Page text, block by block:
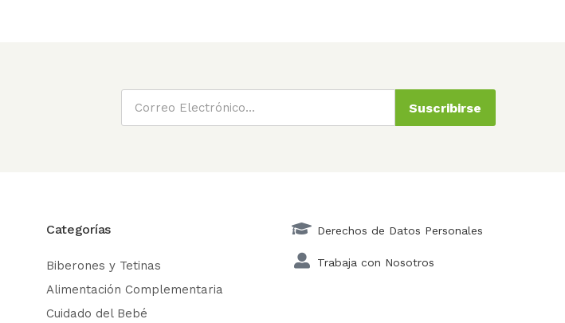
Suscribirse
Categorías
Biberones y Tetinas
Alimentación Complementaria
Cuidado del Bebé
Derechos de Datos Personales
Trabaja con Nosotros